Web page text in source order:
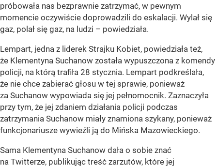
próbowała nas bezprawnie zatrzymać, w pewnym
momencie oczywiście doprowadzili do eskalacji. Wylał się
gaz, polał się gaz, na ludzi – powiedziała.
Lempart, jedna z liderek Strajku Kobiet, powiedziała też,
że Klementyna Suchanow została wypuszczona z komendy
policji, na którą trafiła 28 stycznia. Lempart podkreślała,
że nie chce zabierać głosu w tej sprawie, ponieważ
za Suchanow wypowiada się jej pełnomocnik. Zaznaczyła
przy tym, że jej zdaniem działania policji podczas
zatrzymania Suchanow miały znamiona szykany, ponieważ
funkcjonariusze wywieźli ją do Mińska Mazowieckiego.
Sama Klementyna Suchanow dała o sobie znać
na Twitterze, publikując treść zarzutów, które jej